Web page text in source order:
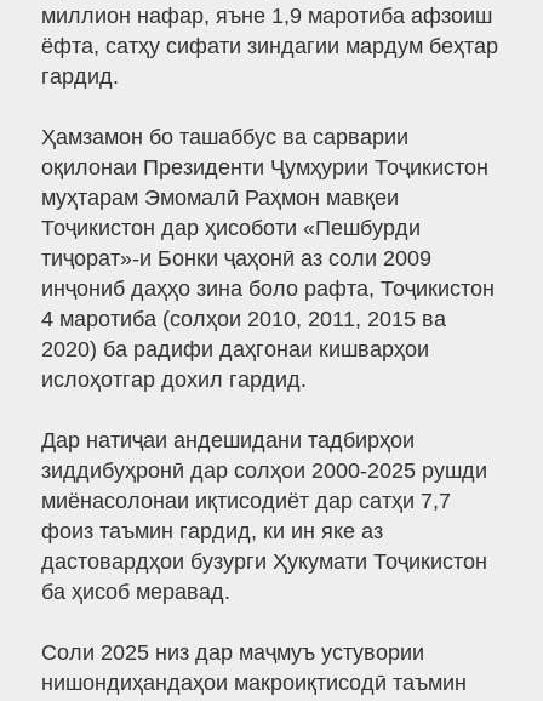
миллион нафар, яъне 1,9 маротиба афзоиш
ёфта, сатҳу сифати зиндагии мардум беҳтар
гардид.
Ҳамзамон бо ташаббус ва сарварии
оқилонаи Президенти Ҷумҳурии Тоҷикистон
муҳтарам Эмомалӣ Раҳмон мавқеи
Тоҷикистон дар ҳисоботи «Пешбурди
тиҷорат»-и Бонки ҷаҳонӣ аз соли 2009
инҷониб даҳҳо зина боло рафта, Тоҷикистон
4 маротиба (солҳои 2010, 2011, 2015 ва
2020) ба радифи даҳгонаи кишварҳои
ислоҳотгар дохил гардид.
Дар натиҷаи андешидани тадбирҳои
зиддибуҳронӣ дар солҳои 2000-2025 рушди
миёнасолонаи иқтисодиёт дар сатҳи 7,7
фоиз таъмин гардид, ки ин яке аз
дастовардҳои бузурги Ҳукумати Тоҷикистон
ба ҳисоб меравад.
Соли 2025 низ дар маҷмуъ устувории
нишондиҳандаҳои макроиқтисодӣ таъмин